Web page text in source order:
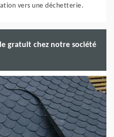
vers une déchetterie.
gratuit chez notre société